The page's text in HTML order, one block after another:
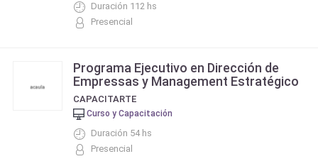
Duración 112 hs
Presencial
Programa Ejecutivo en Dirección de
Empressas y Management Estratégico
CAPACITARTE
Curso y Capacitación
Duración 54 hs
Presencial